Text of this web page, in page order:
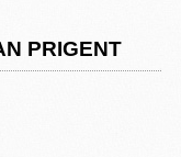
PRIGENT